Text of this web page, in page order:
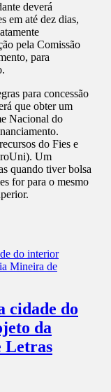
deverá
em até dez dias,
pela Comissão
para
para concessão
que obter um
Nacional do
do Fies e
Um
quando tiver bolsa
for para o mesmo
cidade do
da
Letras